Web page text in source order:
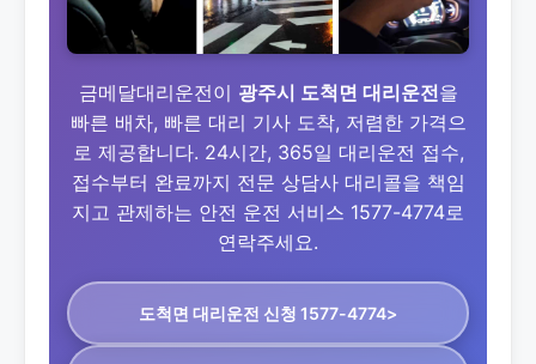
금메달대리운전이 광주시 도척면 대리운전을
빠른 배차, 빠른 대리 기사 도착, 저렴한 가격으
로 제공합니다. 24시간, 365일 대리운전 접수,
접수부터 완료까지 전문 상담사 대리콜을 책임
지고 관제하는 안전 운전 서비스 1577-4774로
연락주세요.
도척면 대리운전 신청 1577-4774>